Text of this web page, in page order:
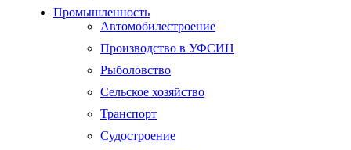
Промышленность
Автомобилестроение
Производство в УФСИН
Рыболовство
Сельское хозяйство
Транспорт
Судостроение